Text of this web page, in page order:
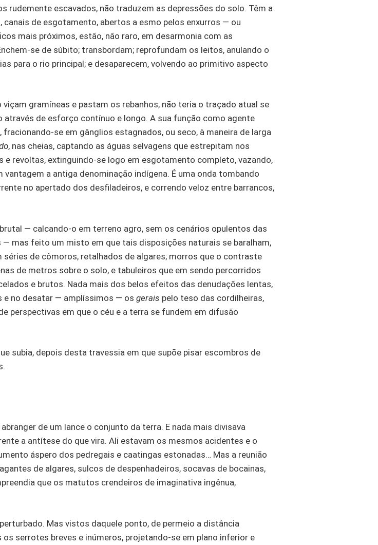
rudemente escavados, não traduzem as depressões do solo. Têm a
de esgotamento, abertos a esmo pelos enxurros — ou
mais próximos, estão, não raro, em desarmonia com as
se de súbito; transbordam; reprofundam os leitos, anulando o
para o rio principal; e desaparecem, volvendo ao primitivo aspecto
gramíneas e pastam os rebanhos, não teria o traçado atual se
através de esforço contínuo e longo. A sua função como agente
, fracionando-se em gânglios estagnados, ou seco, à maneira de larga
, nas cheias, captando as águas selvagens que estrepitam nos
e revoltas, extinguindo-se logo em esgotamento completo, vazando,
a antiga denominação indígena. É uma onda tombando
no apertado dos desfiladeiros, e correndo veloz entre barrancos,
— calcando-o em terreno agro, sem os cenários opulentos das
mas feito um misto em que tais disposições naturais se baralham,
de cômoros, retalhados de algares; morros que o contraste
de metros sobre o solo, e tabuleiros que em sendo percorridos
e brutos. Nada mais dos belos efeitos das denudações lentas,
e no desatar — amplíssimos — os gerais pelo teso das cordilheiras,
perspectivas em que o céu e a terra se fundem em difusão
subia, depois desta travessia em que supõe pisar escombros de
de um lance o conjunto da terra. E nada mais divisava
a antítese do que vira. Ali estavam os mesmos acidentes e o
áspero dos pedregais e caatingas estonadas… Mas a reunião
de algares, sulcos de despenhadeiros, socavas de bocainas,
que os matutos crendeiros de imaginativa ingênua,
Mas vistos daquele ponto, de permeio a distância
serrotes breves e inúmeros, projetando-se em plano inferior e